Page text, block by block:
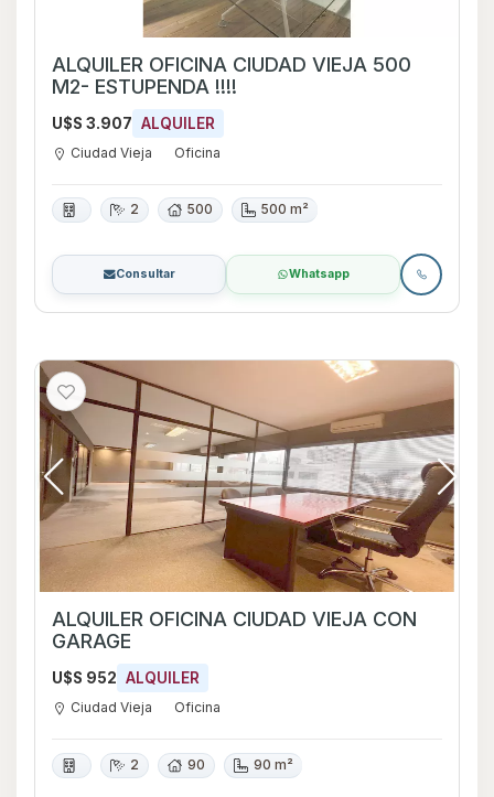
ALQUILER OFICINA CIUDAD VIEJA 500
M2- ESTUPENDA !!!!
U$S 3.907 ALQUILER
Ciudad Vieja Oficina
2 500 500 m²
Consultar Whatsapp
ALQUILER OFICINA CIUDAD VIEJA CON
GARAGE
U$S 952 ALQUILER
Ciudad Vieja Oficina
2 90 90 m²